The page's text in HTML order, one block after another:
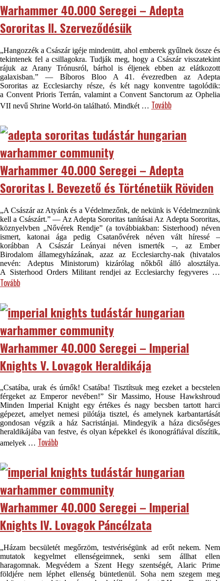
Warhammer 40.000 Seregei – Adepta
Sororitas II. Szerveződésük
„Hangozzék a Császár igéje mindenütt, ahol emberek gyűlnek össze és
tekintenek fel a csillagokra. Tudják meg, hogy a Császár visszatekint
rájuk az Arany Trónusról, bárhol is éljenek ebben az elátkozott
galaxisban.” — Bíboros Bloo A 41. évezredben az Adepta
Sororitas az Ecclesiarchy része, és két nagy konventre tagolódik:
a Convent Prioris Terrán, valamint a Convent Sanctorum az Ophelia
VII nevű Shrine World-ön található. Mindkét … Tovább
Warhammer 40.000 Seregei – Adepta
Sororitas I. Bevezető és Történetük Röviden
„A Császár az Atyánk és a Védelmezőnk, de nekünk is Védelmeznünk
kell a Császárt.” — Az Adepta Sororitas tanításai Az Adepta Sororitas,
köznyelvben „Nővérek Rendje” (a továbbiakban: Sisterhood) néven
ismert, katonai ága pedig Csatanővérek néven vált híressé –
korábban A Császár Leányai néven ismerték –, az Ember
Birodalom államegyházának, azaz az Ecclesiarchy-nak (hivatalos
nevén: Adeptus Ministorum) kizárólag nőkből álló alosztálya.
A Sisterhood Orders Militant rendjei az Ecclesiarchy fegyveres …
Tovább
Warhammer 40.000 Seregei – Imperial
Knights V. Lovagok Heraldikája
„Csatába, urak és úrnők! Csatába! Tisztítsuk meg ezeket a becstelen
férgeket az Emperor nevében!” Sir Massimo, House Hawkshroud
Minden Imperial Knight egy értékes és nagy becsben tartott harci
gépezet, amelyet nemesi pilótája tisztel, és amelynek karbantartását
gondosan végzik a ház Sacristánjai. Mindegyik a háza dicsőséges
heraldikájába van festve, és olyan képekkel és ikonográfiával díszítik,
amelyek … Tovább
Warhammer 40.000 Seregei – Imperial
Knights IV. Lovagok Páncélzata
„Házam becsületét megőrzöm, testvériségünk ad erőt nekem. Nem
mutatok kegyelmet ellenségeimnek, senki sem állhat ellen
haragomnak. Megvédem a Szent Hegy szentségét, Alaric Prime
földjére nem léphet ellenség büntetlenül. Soha nem szegem meg